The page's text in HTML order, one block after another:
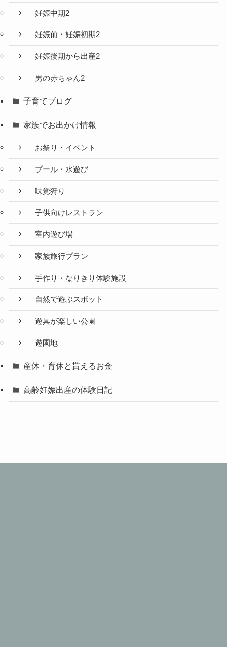
妊娠中期2
妊娠前・妊娠初期2
妊娠後期から出産2
男の赤ちゃん2
子育てブログ
家族でお出かけ情報
お祭り・イベント
プール・水遊び
味覚狩り
子供向けレストラン
室内遊び場
家族旅行プラン
手作り・なりきり体験施設
自然で遊ぶスポット
遊具が楽しい公園
遊園地
産休・育休と貰えるお金
高齢妊娠出産の体験日記